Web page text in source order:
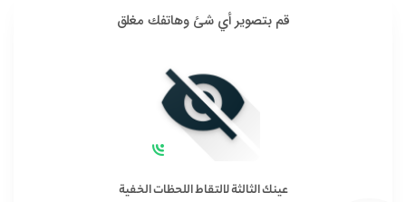
قم بتصوير أي شئ وهاتفك مغلق
عينك الثالثة لالتقاط اللحظات الخفية